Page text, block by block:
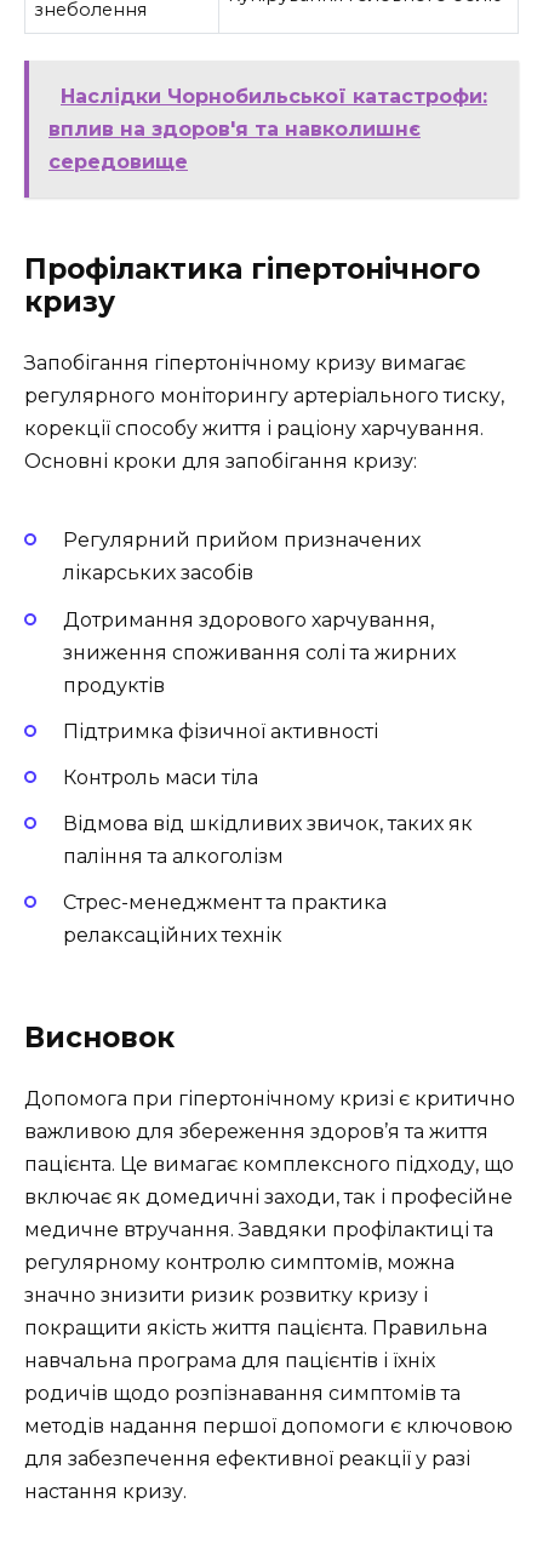
знеболення
Наслідки Чорнобильської катастрофи:
вплив на здоров'я та навколишнє
середовище
Профілактика гіпертонічного
кризу
Запобігання гіпертонічному кризу вимагає
регулярного моніторингу артеріального тиску,
корекції способу життя і раціону харчування.
Основні кроки для запобігання кризу:
Регулярний прийом призначених
лікарських засобів
Дотримання здорового харчування,
зниження споживання солі та жирних
продуктів
Підтримка фізичної активності
Контроль маси тіла
Відмова від шкідливих звичок, таких як
паління та алкоголізм
Стрес-менеджмент та практика
релаксаційних технік
Висновок
Допомога при гіпертонічному кризі є критично
важливою для збереження здоров’я та життя
пацієнта. Це вимагає комплексного підходу, що
включає як домедичні заходи, так і професійне
медичне втручання. Завдяки профілактиці та
регулярному контролю симптомів, можна
значно знизити ризик розвитку кризу і
покращити якість життя пацієнта. Правильна
навчальна програма для пацієнтів і їхніх
родичів щодо розпізнавання симптомів та
методів надання першої допомоги є ключовою
для забезпечення ефективної реакції у разі
настання кризу.